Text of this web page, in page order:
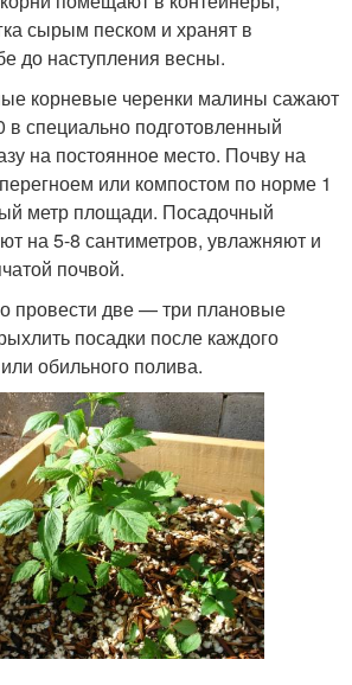
сырым песком и хранят в
до наступления весны.
корневые черенки малины сажают
в специально подготовленный
на постоянное место. Почву на
или компостом по норме 1
метр площади. Посадочный
на 5-8 сантиметров, увлажняют и
почвой.
провести две — три плановые
посадки после каждого
обильного полива.